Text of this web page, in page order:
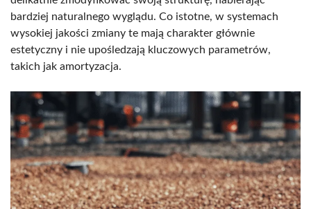
bardziej naturalnego wyglądu. Co istotne, w systemach
wysokiej jakości zmiany te mają charakter głównie
estetyczny i nie upośledzają kluczowych parametrów,
takich jak amortyzacja.